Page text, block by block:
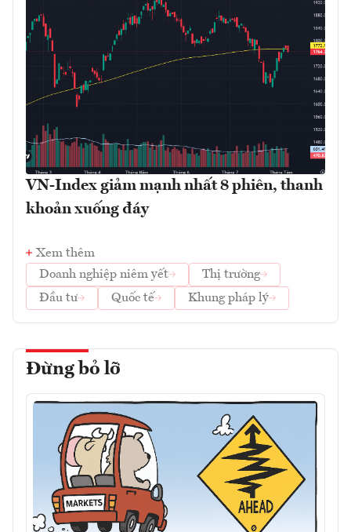
VN-Index giảm mạnh nhất 8 phiên, thanh
khoản xuống đáy
Xem thêm
Doanh nghiệp niêm yết
Thị trường
Đầu tư
Quốc tế Khung pháp lý
Đừng bỏ lỡ